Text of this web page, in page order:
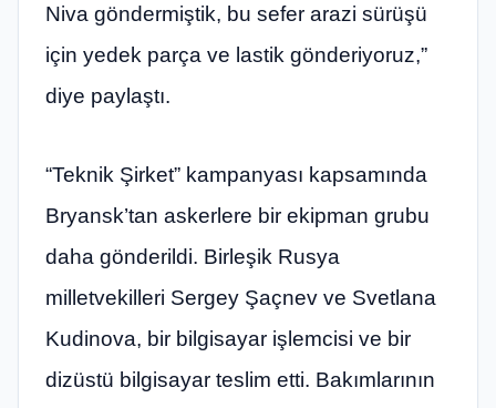
Niva göndermiştik, bu sefer arazi sürüşü
için yedek parça ve lastik gönderiyoruz,”
diye paylaştı.
“Teknik Şirket” kampanyası kapsamında
Bryansk’tan askerlere bir ekipman grubu
daha gönderildi. Birleşik Rusya
milletvekilleri Sergey Şaçnev ve Svetlana
Kudinova, bir bilgisayar işlemcisi ve bir
dizüstü bilgisayar teslim etti. Bakımlarının